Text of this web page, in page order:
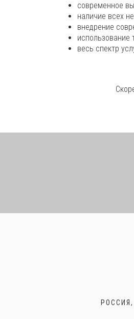
современное
наличие всех
внедрение
использование
весь спектр